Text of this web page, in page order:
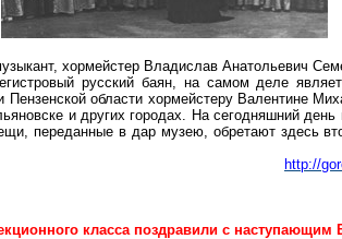
хормейстер Владислав Анатольевич
русский баян, на самом деле
области хормейстеру Валентине
и других городах. На сегодняшний день
переданные в дар музею, обретают здесь
http://
класса поздравили с наступающим